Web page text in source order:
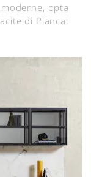
opta
di Pianca: